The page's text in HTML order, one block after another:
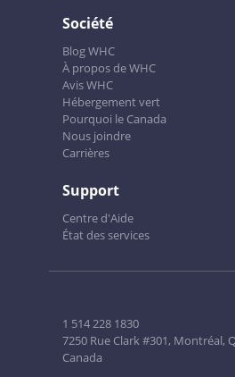
Société
Blog WHC
À propos de WHC
Avis WHC
Hébergement vert
Pourquoi le Canada
Nous joindre
Carrières
Support
Centre d'Aide
État des services
1 514 228 1830
7250 Rue Clark #301, Montréal,
Canada